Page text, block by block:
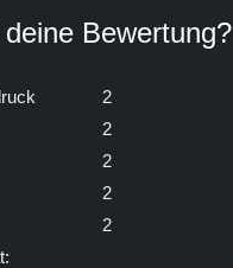
Bewertung?
2
2
2
2
2